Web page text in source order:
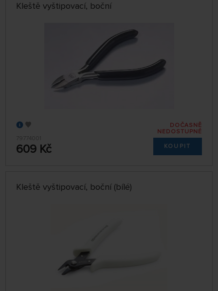
Kleště vyštipovací, boční
79774001
609 Kč
DOČASNĚ
NEDOSTUPNÉ
KOUPIT
Kleště vyštipovací, boční (bílé)